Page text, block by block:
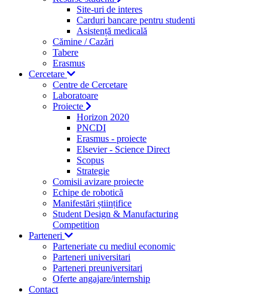
Site-uri de interes
Carduri bancare pentru studenti
Asistență medicală
Cămine / Cazări
Tabere
Erasmus
Cercetare
Centre de Cercetare
Laboratoare
Proiecte
Horizon 2020
PNCDI
Erasmus - proiecte
Elsevier - Science Direct
Scopus
Strategie
Comisii avizare proiecte
Echipe de robotică
Manifestări științifice
Student Design & Manufacturing
Competition
Parteneri
Parteneriate cu mediul economic
Parteneri universitari
Parteneri preuniversitari
Oferte angajare/internship
Contact